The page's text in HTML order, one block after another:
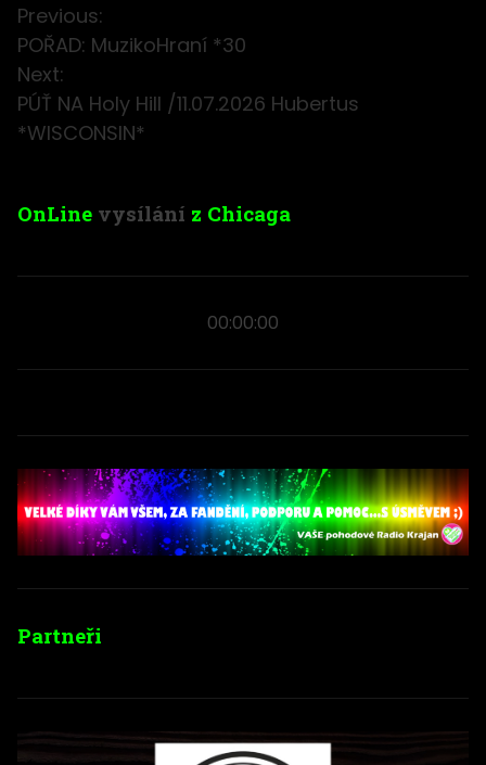
Previous:
POŘAD: MuzikoHraní *30
Next:
PÚŤ NA Holy Hill /11.07.2026 Hubertus
*WISCONSIN*
OnLine vysílání z Chicaga
00:00:00
Partneři